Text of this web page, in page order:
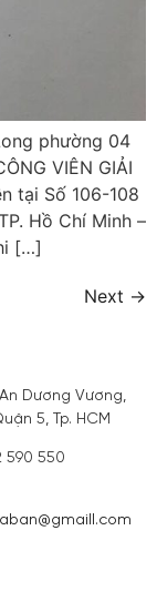
phường 04
VIÊN GIẢI
tại Số 106-108
Hồ Chí Minh –
[…]
Next →
Dương Vương,
5, Tp. HCM
590 550